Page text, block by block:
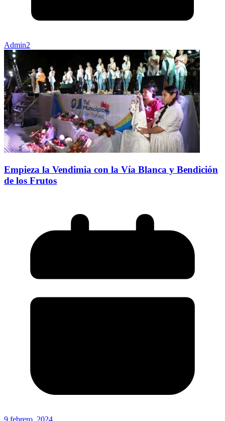
Admin2
Empieza la Vendimia con la Vía Blanca y Bendición
de los Frutos
9 febrero, 2024